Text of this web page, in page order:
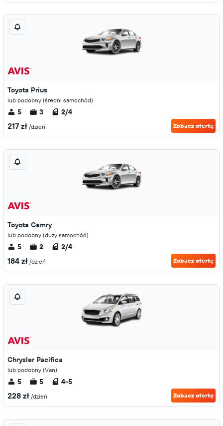
Toyota Prius
lub podobny (średni samochód)
5 3 2/4
217 zł /dzień Zobacz ofertę
Toyota Camry
lub podobny (duży samochód)
5 2 2/4
184 zł /dzień Zobacz ofertę
Chrysler Pacifica
lub podobny (Van)
5 5 4-5
228 zł /dzień Zobacz ofertę